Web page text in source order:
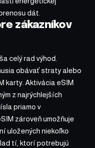
dát.
zákazníkov
celý rad výhod.
obávať straty alebo
karty. Aktivácia eSIM
z najrýchlejších
priamo v
zároveň umožňuje
uložených niekoľko
tí, ktorí potrebujú